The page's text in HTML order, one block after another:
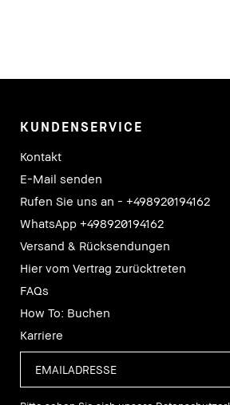
KUNDENSERVICE
Kontakt
E-Mail senden
Rufen Sie uns an - +498920194162
WhatsApp +498920194162
Versand & Rücksendungen
Hier vom Vertrag zurücktreten
FAQs
How To: Buchen
Karriere